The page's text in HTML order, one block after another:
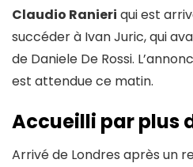
Claudio Ranieri qui est
succéder à Ivan Juric, qui
de Daniele De Rossi.
est attendue ce matin.
Accueilli par plus
Arrivé de Londres après un